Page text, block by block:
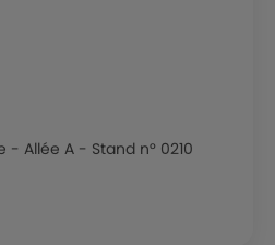
- Allée A - Stand n° 0210